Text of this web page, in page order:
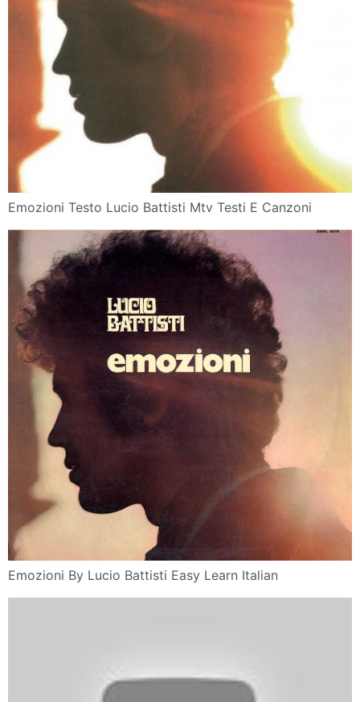
Emozioni Testo Lucio Battisti Mtv Testi E Canzoni
Emozioni By Lucio Battisti Easy Learn Italian